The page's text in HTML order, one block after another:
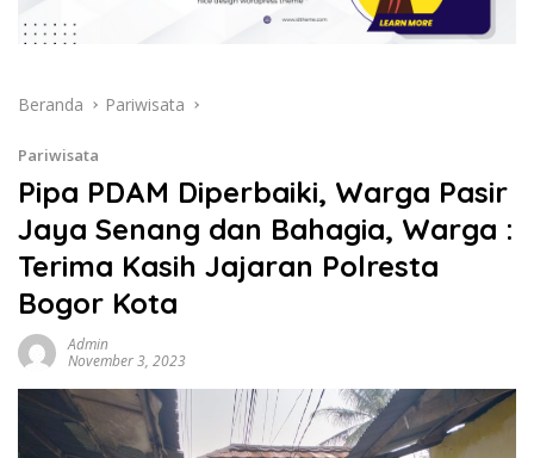
Beranda Pariwisata
Pariwisata
Pipa PDAM Diperbaiki, Warga Pasir
Jaya Senang dan Bahagia, Warga :
Terima Kasih Jajaran Polresta
Bogor Kota
Admin
November 3, 2023